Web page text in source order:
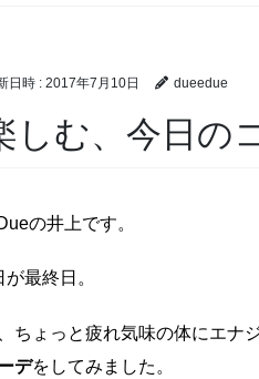
日時 : 2017年7月10日 dueedue
しむ、今日の
の井上です。
最終日。
ちょっと疲れ気味の体にエナ
デをしてみました。